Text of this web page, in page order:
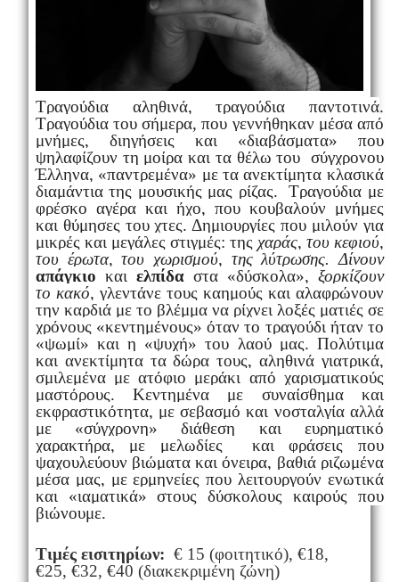
Τραγούδια αληθινά, τραγούδια παντοτινά.
Τραγούδια του σήμερα, που γεννήθηκαν μέσα από
μνήμες, διηγήσεις
και «διαβάσματα» που
ψηλαφίζουν τη μοίρα και τα θέλω του σύγχρονου
Έλληνα, «παντρεμένα» με τα ανεκτίμητα κλασικά
διαμάντια της μουσικής μας ρίζας.
Τραγούδια με
φρέσκο αγέρα και ήχο, που κουβαλούν μνήμες
και θύμησες του χτες. Δημιουργίες που μιλούν για
μικρές και μεγάλες στιγμές: της χαράς, του κεφιού,
του έρωτα, του χωρισμού, της λύτρωσης. Δίνουν
απάγκιο και ελπίδα στα «δύσκολα», ξορκίζουν
το κακό, γλεντάνε τους καημούς και αλαφρώνουν
την καρδιά με το βλέμμα να ρίχνει λοξές ματιές σε
χρόνους «κεντημένους» όταν το τραγούδι ήταν το
«ψωμί» και η «ψυχή» του λαού μας. Πολύτιμα
και ανεκτίμητα τα δώρα τους, αληθινά γιατρικά,
σμιλεμένα με ατόφιο μεράκι από χαρισματικούς
μαστόρους. Κεντημένα με
συναίσθημα και
εκφραστικότητα, με σεβασμό και νοσταλγία αλλά
με
«σύγχρονη» διάθεση και ευρηματικό
χαρακτήρα, με μελωδίες και
φράσεις που
ψαχουλεύουν βιώματα και όνειρα, βαθιά ριζωμένα
μέσα μας, με ερμηνείες που λειτουργούν ενωτικά
και «ιαματικά» στους
δύσκολους καιρούς που
βιώνουμε.
Τιμές εισιτηρίων: € 15 (φοιτητικό), €18,
€25, €32, €40 (διακεκριμένη ζώνη)